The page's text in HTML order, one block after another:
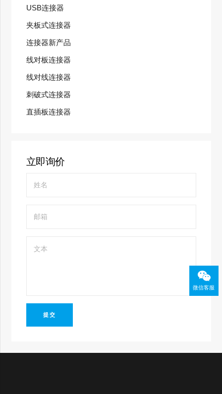
USB连接器
夹板式连接器
连接器新产品
线对板连接器
线对线连接器
刺破式连接器
直插板连接器
立即询价
提交
微信客服